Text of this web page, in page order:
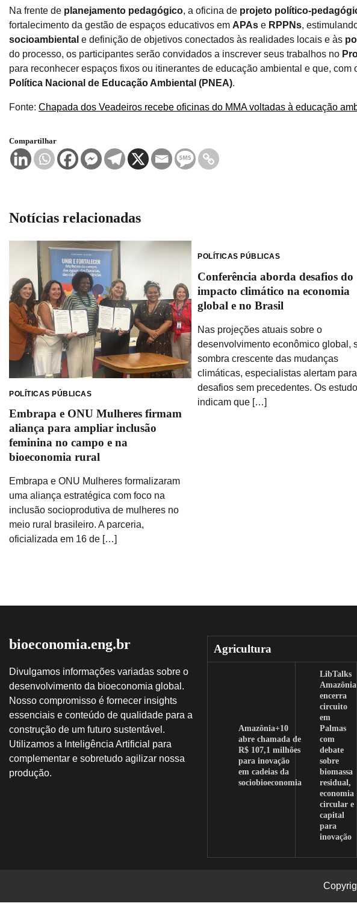
Na frente de planejamento pedagógico, a oficina de projeto político-
fortalecimento da gestão de espaços educativos em APAs e RPPNs,
socioambiental e definição de objetivos conectados às realidades locais e às
do processo, os participantes serão convidados a inscrever seus trabalhos no
para reconhecer espaços fixos ou itinerantes de educação ambiental e que,
Política Nacional de Educação Ambiental (PNEA).
Fonte: Chapada dos Veadeiros recebe oficinas do MMA voltadas à educação
Compartilhar
Notícias relacionadas
POLÍTICAS PÚBLICAS
Embrapa e ONU Mulheres firmam
aliança para ampliar inclusão
feminina no campo e na
bioeconomia rural
Embrapa e ONU Mulheres formalizaram
uma aliança estratégica com foco na
inclusão socioprodutiva de mulheres no
meio rural brasileiro. A parceria,
oficializada em 16 de […]
POLÍTICAS PÚBLICAS
Conferência aborda desafios do
impacto climático na economia
global e no Brasil
Nas projeções atuais sobre o
desenvolvimento econômico global,
sombra crescente das mudanças
climáticas, especialistas alertam para
desafios sem precedentes. Os
indicam que […]
bioeconomia.eng.br
Divulgamos informações variadas sobre o
desenvolvimento da bioeconomia global.
Nosso compromisso é fornecer insights
essenciais e conteúdo de qualidade para a
construção de um futuro sustentável.
Utilizamos a Inteligência Artificial para
complementar e sobretudo agilizar nossa
produção.
Agricultura
Amazônia+10
abre chamada de
R$ 107,1 milhões
para inovação
em cadeias da
sociobioeconomia
LibTalks
Amazônia
encerra
circuito
em
Palmas
com
debate
sobre
biomassa
residual,
economia
circular e
capital
para
inovação